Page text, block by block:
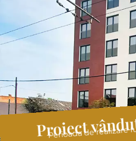
Proiect
Perioada de realizare